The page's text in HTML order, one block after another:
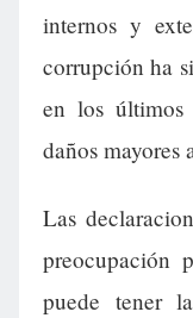
internos y
corrupción ha
en los
daños mayores
Las
preocupación
puede tener